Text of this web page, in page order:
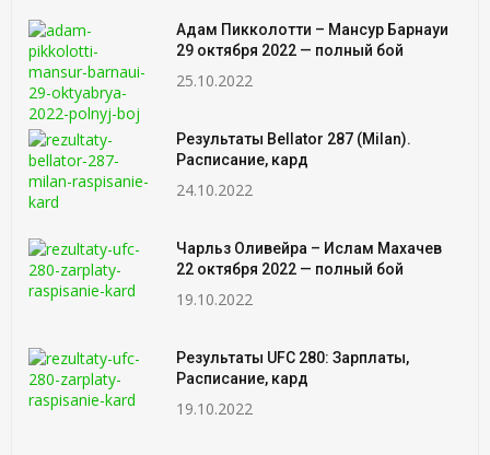
Адам Пикколотти – Мансур Барнауи
29 октября 2022 — полный бой
25.10.2022
Результаты Bellator 287 (Milan).
Расписание, кард
24.10.2022
Чарльз Оливейра – Ислам Махачев
22 октября 2022 — полный бой
19.10.2022
Результаты UFC 280: Зарплаты,
Расписание, кард
19.10.2022